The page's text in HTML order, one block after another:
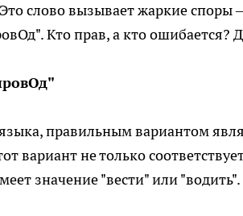
слово вызывает жаркие споры
Кто прав, а кто ошибается?
правильным вариантом
вариант не только
значение "вести" или